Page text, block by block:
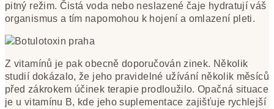
pitný režim. Čistá voda nebo neslazené čaje hydratují váš
organismus a tím napomohou k hojení a omlazení pleti.
Z vitamínů je pak obecně doporučován zinek. Několik
studií dokázalo, že jeho pravidelné užívání několik měsíců
před zákrokem účinek terapie prodloužilo. Opačná situace
je u vitamínu B, kde jeho suplementace zajišťuje rychlejší